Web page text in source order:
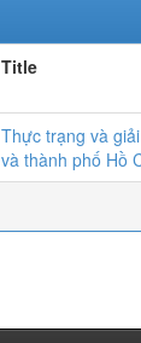
Title
Thực trạng và
và thành phố Hồ